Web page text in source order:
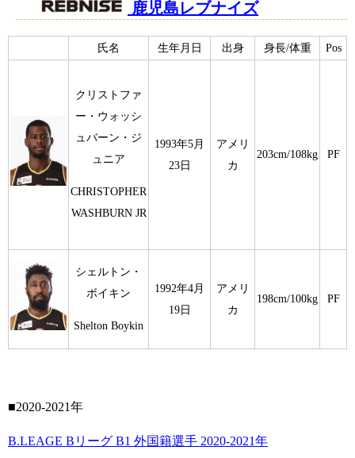
鹿児島レブナイズ
氏名 生年月日 出身 身長/体重 Pos
クリストファ
ー・ウォッシ
ュバーン・ジ
ュニア
CHRISTOPHER
WASHBURN JR
1993年5月
23日
アメリ
カ
203cm/108kg PF
シェルトン・
ボイキン
Shelton Boykin
1992年4月
19日
アメリ
カ
198cm/100kg PF
■2020-2021年
B.LEAGE Bリーグ B1 外国籍選手 2020-2021年